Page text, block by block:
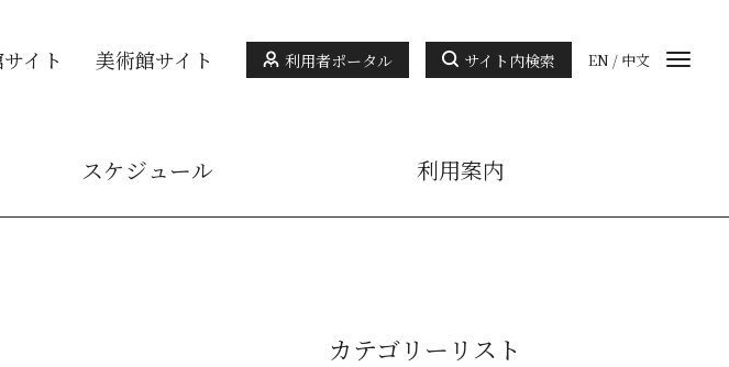
イト 美術館サイト 利用者ポータル サイト内検索 EN / 中文
スケジュール 利用案内
カテゴリーリスト